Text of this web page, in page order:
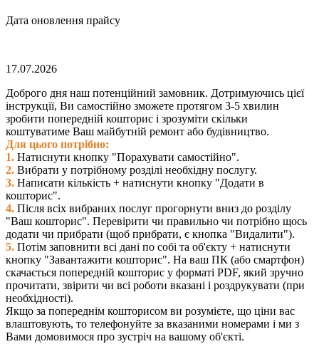
Дата оновлення прайсу
17.07.2026
Доброго дня наш потенційний замовник. Дотримуючись цієї
інструкції, Ви самостійно зможете протягом 3-5 хвилин
зробити попередній кошторис і зрозуміти скільки
коштуватиме Ваш майбутній ремонт або будівництво.
Для цього потрібно:
1. Натиснути кнопку "Порахувати самостійно".
2. Вибрати у потрібному розділі необхідну послугу.
3. Написати кількість + натиснути кнопку "Додати в
кошторис".
4. Після всіх вибраних послуг прогорнути вниз до розділу
"Ваш кошторис". Перевірити чи правильно чи потрібно щось
додати чи прибрати (щоб прибрати, є кнопка "Видалити").
5. Потім заповнити всі дані по собі та об'єкту + натиснути
кнопку "Завантажити кошторис". На ваш ПК (або смартфон)
скачається попередній кошторис у форматі PDF, який зручно
прочитати, звірити чи всі роботи вказані і роздрукувати (при
необхідності).
Якщо за попереднім кошторисом ви розумієте, що ціни вас
влаштовують, то телефонуйте за вказаними номерами і ми з
Вами домовимося про зустріч на вашому об'єкті.